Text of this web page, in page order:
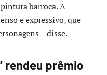
barroca. A
e expressivo, que
– disse.
rendeu prêmio